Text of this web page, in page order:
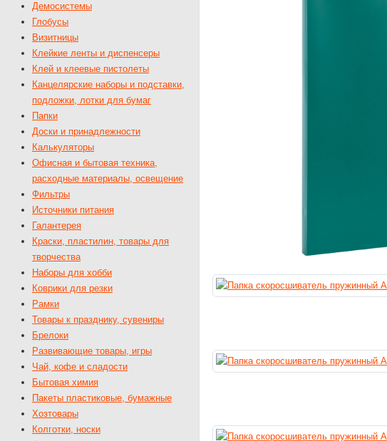
Демосистемы
Глобусы
Визитницы
Клейкие ленты и диспенсеры
Клей и клеевые пистолеты
Канцелярские наборы и подставки,
подложки, лотки для бумаг
Папки
Доски и принадлежности
Калькуляторы
Офисная и бытовая техника,
расходные материалы, освещение
Фильтры
Источники питания
Галантерея
Краски, пластилин, товары для
творчества
Наборы для хобби
Коврики для резки
Рамки
Товары к празднику, сувениры
Брелоки
Развивающие товары, игры
Чай, кофе и сладости
Бытовая химия
Пакеты пластиковые, бумажные
Хозтовары
Колготки, носки